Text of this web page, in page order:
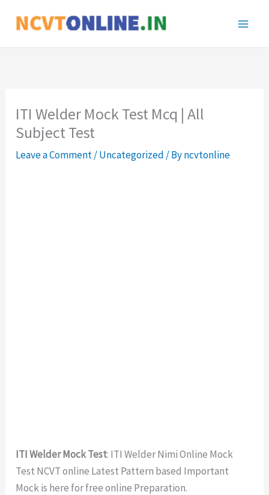
ITI Welder Mock Test Mcq | All
Subject Test
Leave a Comment/Uncategorized / Byncvtonline
ITI Welder Mock Test: ITI Welder Nimi Online Mock
Test NCVT online Latest Pattern based Important
Mock is here for free online Preparation.